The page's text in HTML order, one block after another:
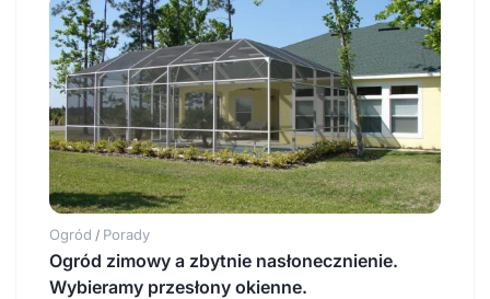
Ogród / Porady
Ogród zimowy a zbytnie nasłonecznienie.
Wybieramy przesłony okienne.